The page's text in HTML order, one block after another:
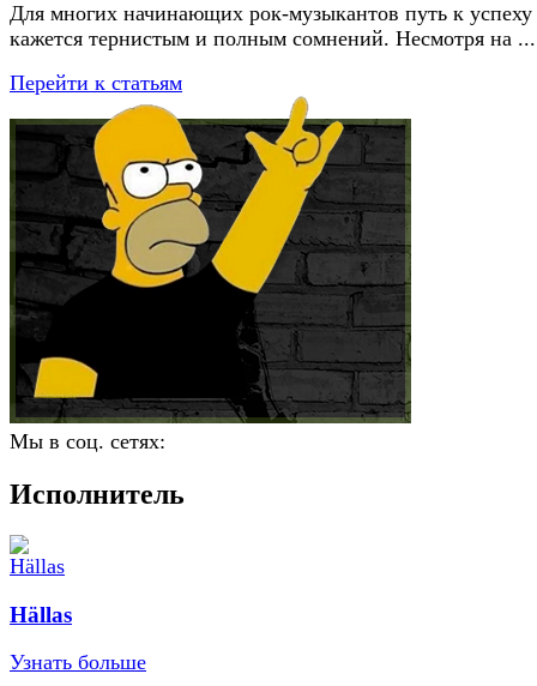
Для многих начинающих рок-музыкантов путь к успеху
кажется тернистым и полным сомнений. Несмотря на ...
Перейти к статьям
Мы в соц. сетях:
Исполнитель
Hällas
Узнать больше